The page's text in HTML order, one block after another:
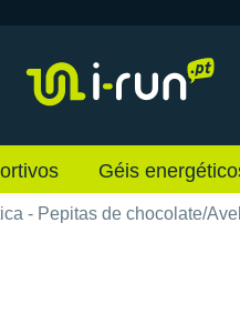
Géis
- Pepitas de chocolate/